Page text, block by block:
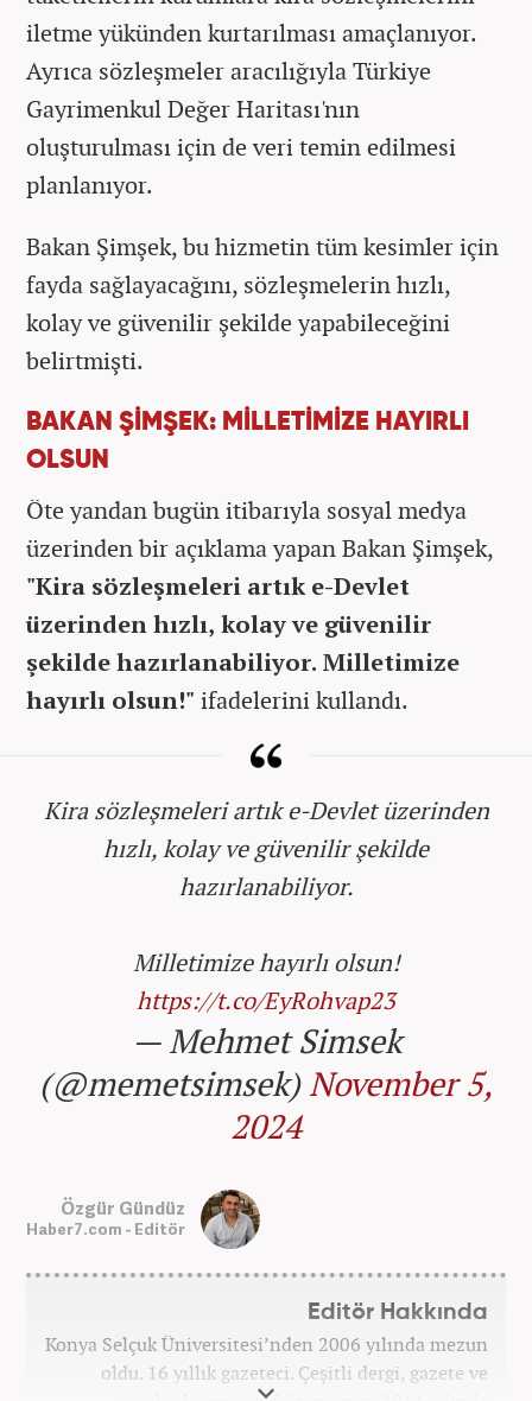
iletme yükünden kurtarılması amaçlanıyor.
Ayrıca sözleşmeler aracılığıyla Türkiye
Gayrimenkul Değer Haritası'nın
oluşturulması için de veri temin edilmesi
planlanıyor.
Bakan Şimşek, bu hizmetin tüm kesimler için
fayda sağlayacağını, sözleşmelerin hızlı,
kolay ve güvenilir şekilde yapabileceğini
belirtmişti.
BAKAN ŞİMŞEK: MİLLETİMİZE HAYIRLI
OLSUN
Öte yandan bugün itibarıyla sosyal medya
üzerinden bir açıklama yapan Bakan Şimşek,
"Kira sözleşmeleri artık e-Devlet
üzerinden hızlı, kolay ve güvenilir
şekilde hazırlanabiliyor. Milletimize
hayırlı olsun!" ifadelerini kullandı.
Kira sözleşmeleri artık e-Devlet üzerinden
hızlı, kolay ve güvenilir şekilde
hazırlanabiliyor.
Milletimize hayırlı olsun!
https://t.co/EyRohvap23
— Mehmet Simsek
(@memetsimsek)November 5,
2024
Özgür Gündüz
Haber7.com - Editör
Editör Hakkında
Konya Selçuk Üniversitesi’nden 2006 yılında mezun
oldu. 16 yıllık gazeteci. Çeşitli dergi, gazete ve